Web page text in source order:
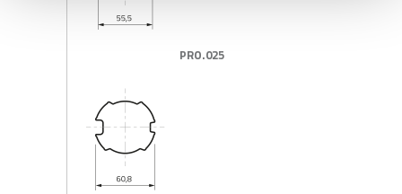
PRO.025